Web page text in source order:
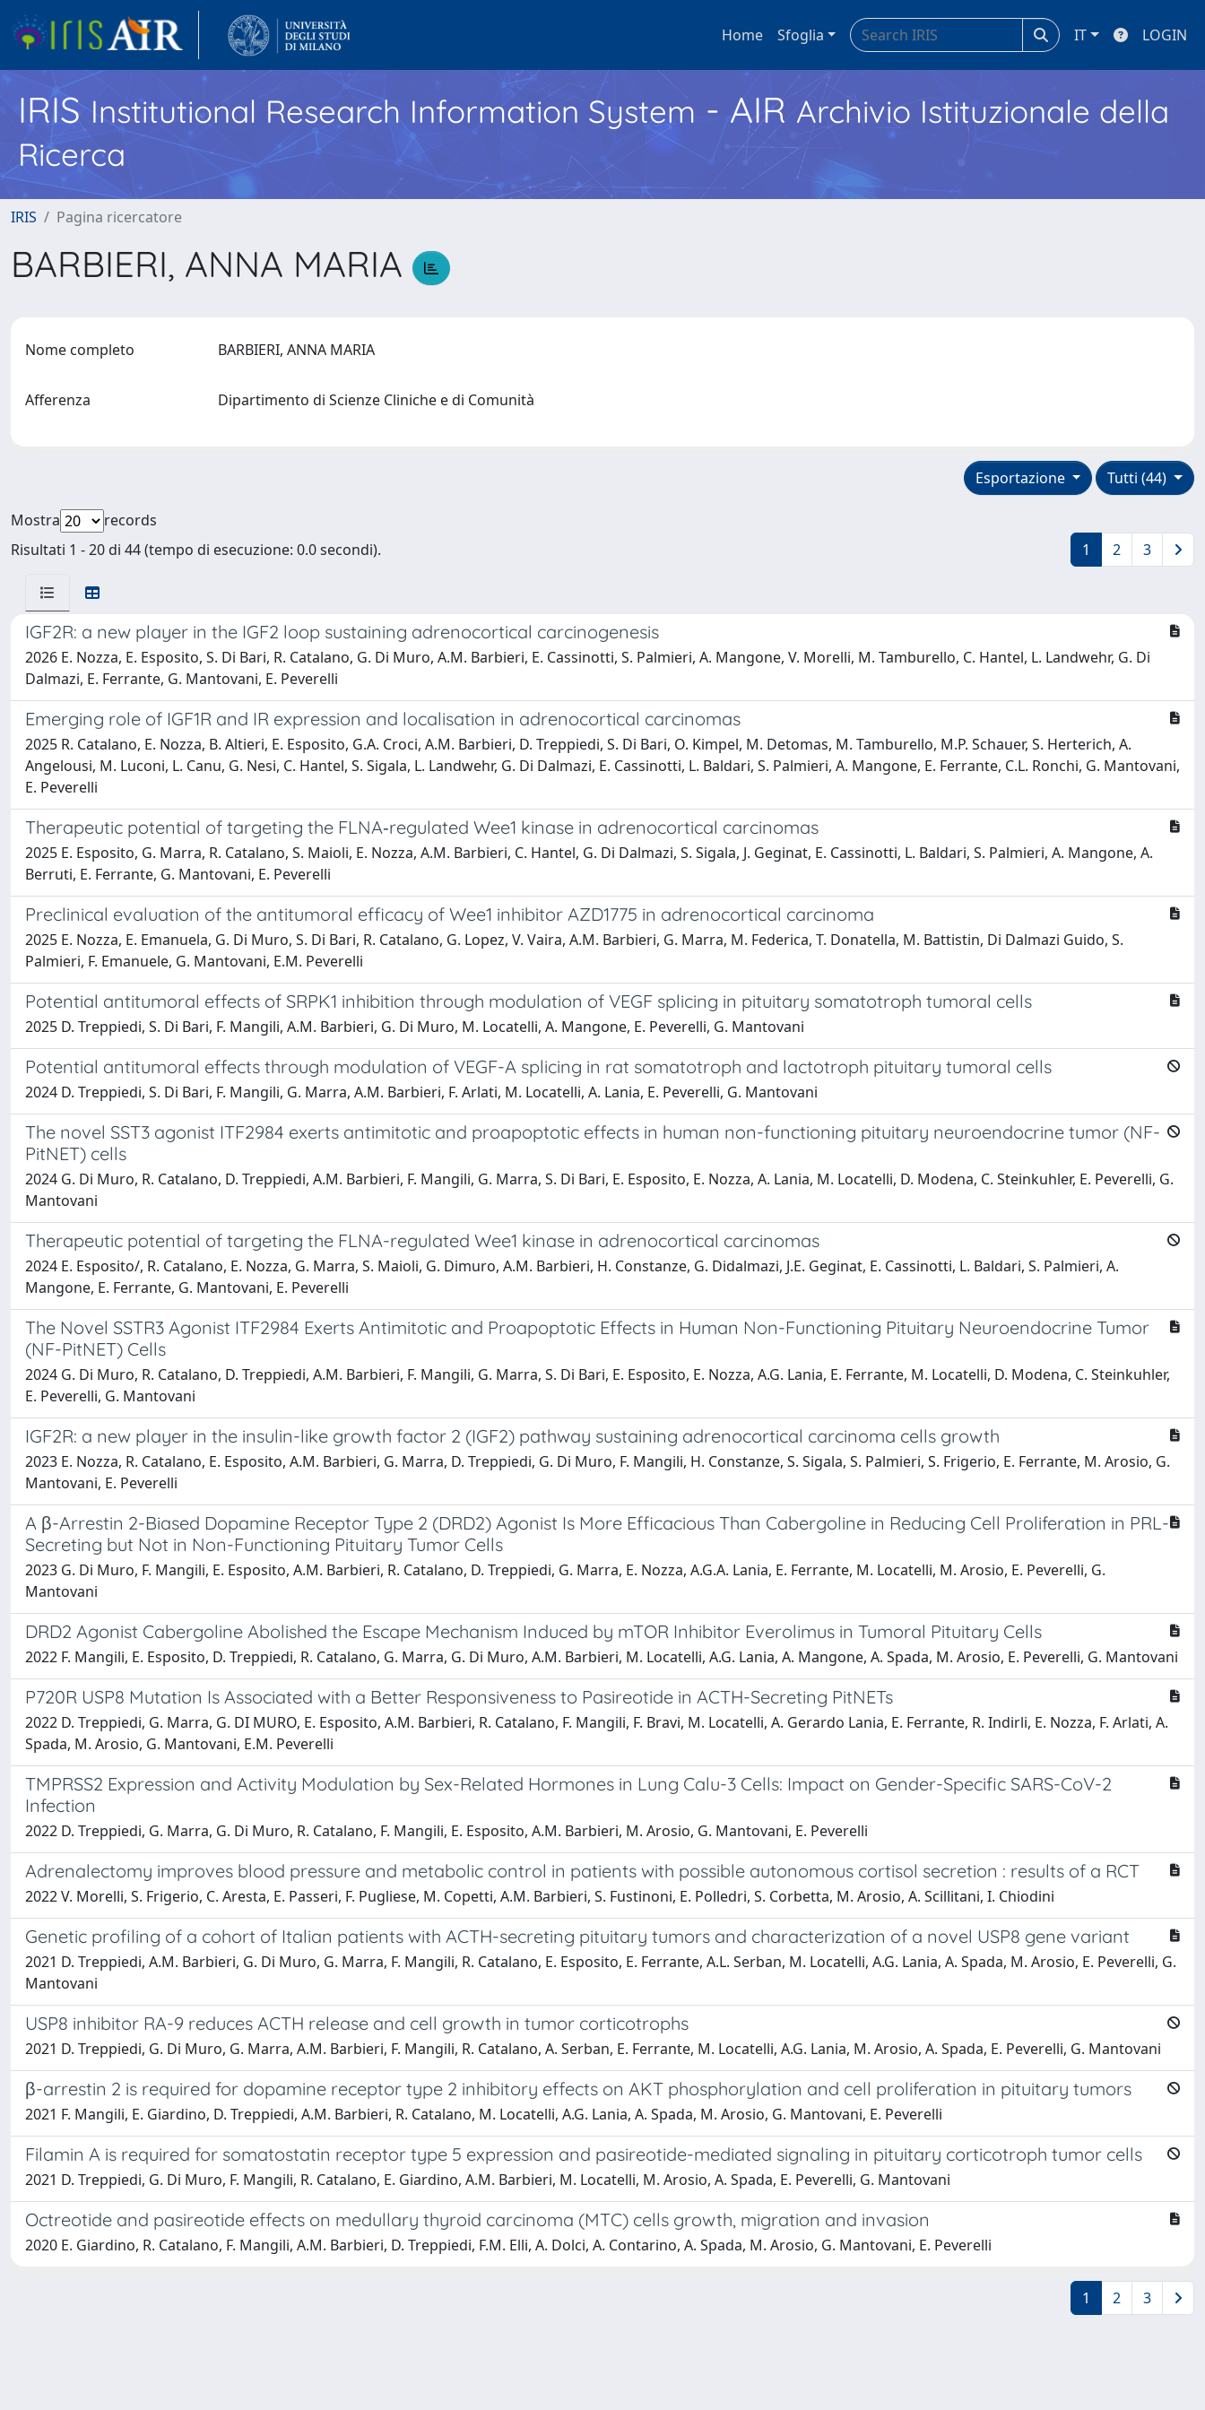
Home Sfoglia IT LOGIN
IRISInstitutional Research Information System - AIR Archivio Istituzionale della
Ricerca
IRIS Pagina ricercatore
BARBIERI, ANNA MARIA
Nome completo BARBIERI, ANNA MARIA
Afferenza Dipartimento di Scienze Cliniche e di Comunità
Tutti (44)
Esportazione
Mostra
records
Risultati 1 - 20 di 44 (tempo di esecuzione: 0.0 secondi).
1 2 3
IGF2R: a new player in the IGF2 loop sustaining adrenocortical carcinogenesis
2026 E. Nozza, E. Esposito, S. Di Bari, R. Catalano, G. Di Muro, A.M. Barbieri, E. Cassinotti, S. Palmieri, A. Mangone, V. Morelli, M. Tamburello, C. Hantel, L. Landwehr, G. Di
Dalmazi, E. Ferrante, G. Mantovani, E. Peverelli
Emerging role of IGF1R and IR expression and localisation in adrenocortical carcinomas
2025 R. Catalano, E. Nozza, B. Altieri, E. Esposito, G.A. Croci, A.M. Barbieri, D. Treppiedi, S. Di Bari, O. Kimpel, M. Detomas, M. Tamburello, M.P. Schauer, S. Herterich, A.
Angelousi, M. Luconi, L. Canu, G. Nesi, C. Hantel, S. Sigala, L. Landwehr, G. Di Dalmazi, E. Cassinotti, L. Baldari, S. Palmieri, A. Mangone, E. Ferrante, C.L. Ronchi, G. Mantovani,
E. Peverelli
Therapeutic potential of targeting the FLNA‐regulated Wee1 kinase in adrenocortical carcinomas
2025 E. Esposito, G. Marra, R. Catalano, S. Maioli, E. Nozza, A.M. Barbieri, C. Hantel, G. Di Dalmazi, S. Sigala, J. Geginat, E. Cassinotti, L. Baldari, S. Palmieri, A. Mangone, A.
Berruti, E. Ferrante, G. Mantovani, E. Peverelli
Preclinical evaluation of the antitumoral efficacy of Wee1 inhibitor AZD1775 in adrenocortical carcinoma
2025 E. Nozza, E. Emanuela, G. Di Muro, S. Di Bari, R. Catalano, G. Lopez, V. Vaira, A.M. Barbieri, G. Marra, M. Federica, T. Donatella, M. Battistin, Di Dalmazi Guido, S.
Palmieri, F. Emanuele, G. Mantovani, E.M. Peverelli
Potential antitumoral effects of SRPK1 inhibition through modulation of VEGF splicing in pituitary somatotroph tumoral cells
2025 D. Treppiedi, S. Di Bari, F. Mangili, A.M. Barbieri, G. Di Muro, M. Locatelli, A. Mangone, E. Peverelli, G. Mantovani
Potential antitumoral effects through modulation of VEGF-A splicing in rat somatotroph and lactotroph pituitary tumoral cells
2024 D. Treppiedi, S. Di Bari, F. Mangili, G. Marra, A.M. Barbieri, F. Arlati, M. Locatelli, A. Lania, E. Peverelli, G. Mantovani
The novel SST3 agonist ITF2984 exerts antimitotic and proapoptotic effects in human non-functioning pituitary neuroendocrine tumor (NF-
PitNET) cells
2024 G. Di Muro, R. Catalano, D. Treppiedi, A.M. Barbieri, F. Mangili, G. Marra, S. Di Bari, E. Esposito, E. Nozza, A. Lania, M. Locatelli, D. Modena, C. Steinkuhler, E. Peverelli, G.
Mantovani
Therapeutic potential of targeting the FLNA-regulated Wee1 kinase in adrenocortical carcinomas
2024 E. Esposito/, R. Catalano, E. Nozza, G. Marra, S. Maioli, G. Dimuro, A.M. Barbieri, H. Constanze, G. Didalmazi, J.E. Geginat, E. Cassinotti, L. Baldari, S. Palmieri, A.
Mangone, E. Ferrante, G. Mantovani, E. Peverelli
The Novel SSTR3 Agonist ITF2984 Exerts Antimitotic and Proapoptotic Effects in Human Non-Functioning Pituitary Neuroendocrine Tumor
(NF-PitNET) Cells
2024 G. Di Muro, R. Catalano, D. Treppiedi, A.M. Barbieri, F. Mangili, G. Marra, S. Di Bari, E. Esposito, E. Nozza, A.G. Lania, E. Ferrante, M. Locatelli, D. Modena, C. Steinkuhler,
E. Peverelli, G. Mantovani
IGF2R: a new player in the insulin-like growth factor 2 (IGF2) pathway sustaining adrenocortical carcinoma cells growth
2023 E. Nozza, R. Catalano, E. Esposito, A.M. Barbieri, G. Marra, D. Treppiedi, G. Di Muro, F. Mangili, H. Constanze, S. Sigala, S. Palmieri, S. Frigerio, E. Ferrante, M. Arosio, G.
Mantovani, E. Peverelli
A β-Arrestin 2-Biased Dopamine Receptor Type 2 (DRD2) Agonist Is More Efficacious Than Cabergoline in Reducing Cell Proliferation in PRL-
Secreting but Not in Non-Functioning Pituitary Tumor Cells
2023 G. Di Muro, F. Mangili, E. Esposito, A.M. Barbieri, R. Catalano, D. Treppiedi, G. Marra, E. Nozza, A.G.A. Lania, E. Ferrante, M. Locatelli, M. Arosio, E. Peverelli, G.
Mantovani
DRD2 Agonist Cabergoline Abolished the Escape Mechanism Induced by mTOR Inhibitor Everolimus in Tumoral Pituitary Cells
2022 F. Mangili, E. Esposito, D. Treppiedi, R. Catalano, G. Marra, G. Di Muro, A.M. Barbieri, M. Locatelli, A.G. Lania, A. Mangone, A. Spada, M. Arosio, E. Peverelli, G. Mantovani
P720R USP8 Mutation Is Associated with a Better Responsiveness to Pasireotide in ACTH-Secreting PitNETs
2022 D. Treppiedi, G. Marra, G. DI MURO, E. Esposito, A.M. Barbieri, R. Catalano, F. Mangili, F. Bravi, M. Locatelli, A. Gerardo Lania, E. Ferrante, R. Indirli, E. Nozza, F. Arlati, A.
Spada, M. Arosio, G. Mantovani, E.M. Peverelli
TMPRSS2 Expression and Activity Modulation by Sex-Related Hormones in Lung Calu-3 Cells: Impact on Gender-Specific SARS-CoV-2
Infection
2022 D. Treppiedi, G. Marra, G. Di Muro, R. Catalano, F. Mangili, E. Esposito, A.M. Barbieri, M. Arosio, G. Mantovani, E. Peverelli
Adrenalectomy improves blood pressure and metabolic control in patients with possible autonomous cortisol secretion : results of a RCT
2022 V. Morelli, S. Frigerio, C. Aresta, E. Passeri, F. Pugliese, M. Copetti, A.M. Barbieri, S. Fustinoni, E. Polledri, S. Corbetta, M. Arosio, A. Scillitani, I. Chiodini
Genetic profiling of a cohort of Italian patients with ACTH-secreting pituitary tumors and characterization of a novel USP8 gene variant
2021 D. Treppiedi, A.M. Barbieri, G. Di Muro, G. Marra, F. Mangili, R. Catalano, E. Esposito, E. Ferrante, A.L. Serban, M. Locatelli, A.G. Lania, A. Spada, M. Arosio, E. Peverelli, G.
Mantovani
USP8 inhibitor RA-9 reduces ACTH release and cell growth in tumor corticotrophs
2021 D. Treppiedi, G. Di Muro, G. Marra, A.M. Barbieri, F. Mangili, R. Catalano, A. Serban, E. Ferrante, M. Locatelli, A.G. Lania, M. Arosio, A. Spada, E. Peverelli, G. Mantovani
β-arrestin 2 is required for dopamine receptor type 2 inhibitory effects on AKT phosphorylation and cell proliferation in pituitary tumors
2021 F. Mangili, E. Giardino, D. Treppiedi, A.M. Barbieri, R. Catalano, M. Locatelli, A.G. Lania, A. Spada, M. Arosio, G. Mantovani, E. Peverelli
Filamin A is required for somatostatin receptor type 5 expression and pasireotide-mediated signaling in pituitary corticotroph tumor cells
2021 D. Treppiedi, G. Di Muro, F. Mangili, R. Catalano, E. Giardino, A.M. Barbieri, M. Locatelli, M. Arosio, A. Spada, E. Peverelli, G. Mantovani
Octreotide and pasireotide effects on medullary thyroid carcinoma (MTC) cells growth, migration and invasion
2020 E. Giardino, R. Catalano, F. Mangili, A.M. Barbieri, D. Treppiedi, F.M. Elli, A. Dolci, A. Contarino, A. Spada, M. Arosio, G. Mantovani, E. Peverelli
1 2 3